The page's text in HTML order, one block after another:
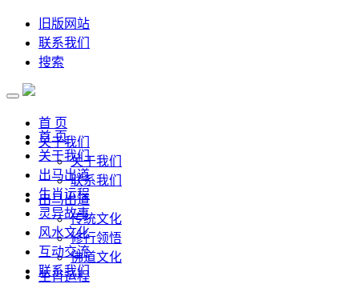
旧版网站
联系我们
搜索
首 页
关于我们
关于我们
联系我们
出马出道
传统文化
修行领悟
佛道文化
生肖运程
首 页
关于我们
出马出道
生肖运程
灵异故事
风水文化
互动交流
联系我们